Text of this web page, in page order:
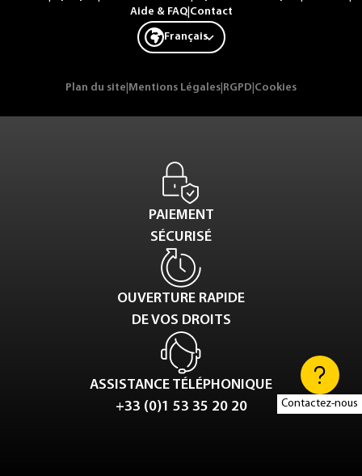
Contactez-nous
Aide & FAQ| Contact
Français
Plan du site Mentions Légales RGPD Cookies
PAIEMENT
SÉCURISÉ
OUVERTURE RAPIDE
DE VOS DROITS
ASSISTANCE TÉLÉPHONIQUE
+33 (0)1 53 35 20 20